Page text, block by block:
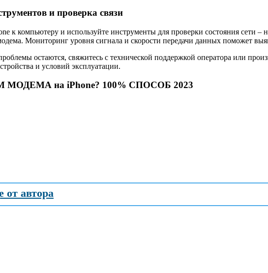
и проверка связи
к компьютеру и используйте инструменты для проверки состояния сети
Мониторинг уровня сигнала и скорости передачи данных поможет
остаются, свяжитесь с технической поддержкой оператора или
и условий эксплуатации.
МОДЕМА на iPhone? 100% СПОСОБ 2023
от автора